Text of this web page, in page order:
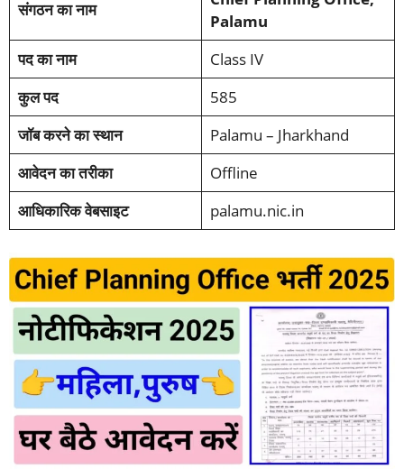
संगठन का नाम
Palamu
पद का नाम
Class IV
कुल पद
585
जॉब करने का स्थान
Palamu – Jharkhand
आवेदन का तरीका
Offline
आधिकारिक वेबसाइट
palamu.nic.in